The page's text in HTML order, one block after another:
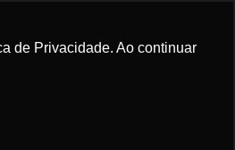
de Privacidade. Ao continuar